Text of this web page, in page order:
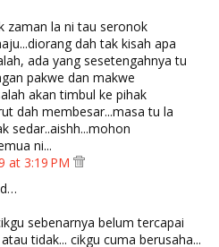
zaman la ni tau seronok
dah tak kisah apa
ada yang sesetengahnya tu
pakwe dan makwe
akan timbul ke pihak
dah membesar...masa tu la
sedar..aishh...mohon
ni...
at 3:19 PM
sebenarnya belum tercapai
tidak... cikgu cuma berusaha...